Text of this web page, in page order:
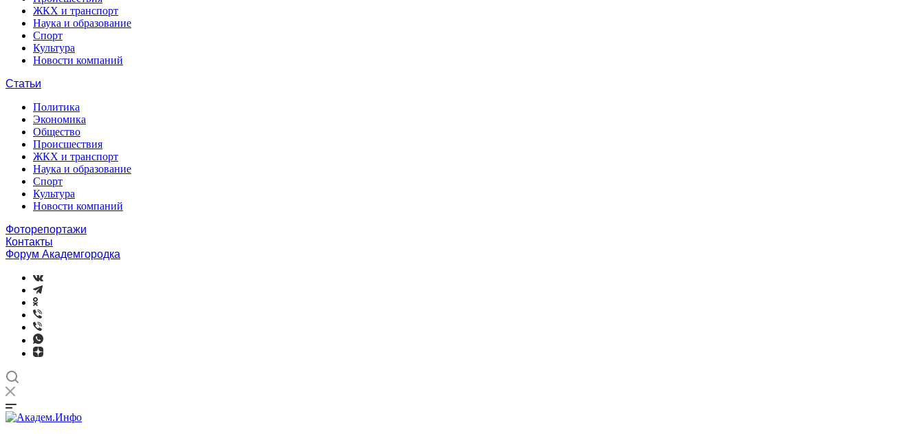
ЖКХ и транспорт
Наука и образование
Спорт
Культура
Новости компаний
Статьи
Политика
Экономика
Общество
Происшествия
ЖКХ и транспорт
Наука и образование
Спорт
Культура
Новости компаний
Фоторепортажи
Контакты
Форум Академгородка